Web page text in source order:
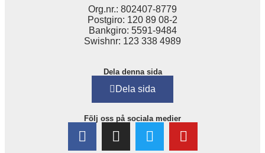
Org.nr.: 802407-8779
Postgiro: 120 89 08-2
Bankgiro: 5591-9484
Swishnr: 123 338 4989
Dela denna sida
Dela sida
Följ oss på sociala medier